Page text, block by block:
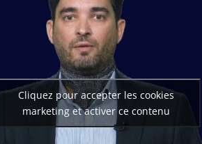
Cliquez pour accepter les cookies
marketing et activer ce contenu